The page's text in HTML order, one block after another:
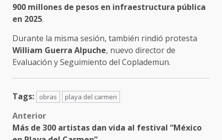
900 millones de pesos en infraestructura pública
en 2025.
Durante la misma sesión, también rindió protesta
William Guerra Alpuche, nuevo director de
Evaluación y Seguimiento del Coplademun.
Tags: obras playa del carmen
Post
Anterior
Más de 300 artistas dan vida al festival “México